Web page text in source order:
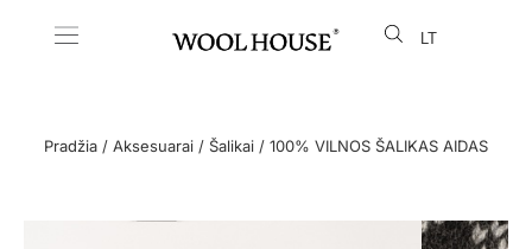
LT
EN
Pradžia / Aksesuarai / Šalikai / 100% VILNOS ŠALIKAS AIDAS